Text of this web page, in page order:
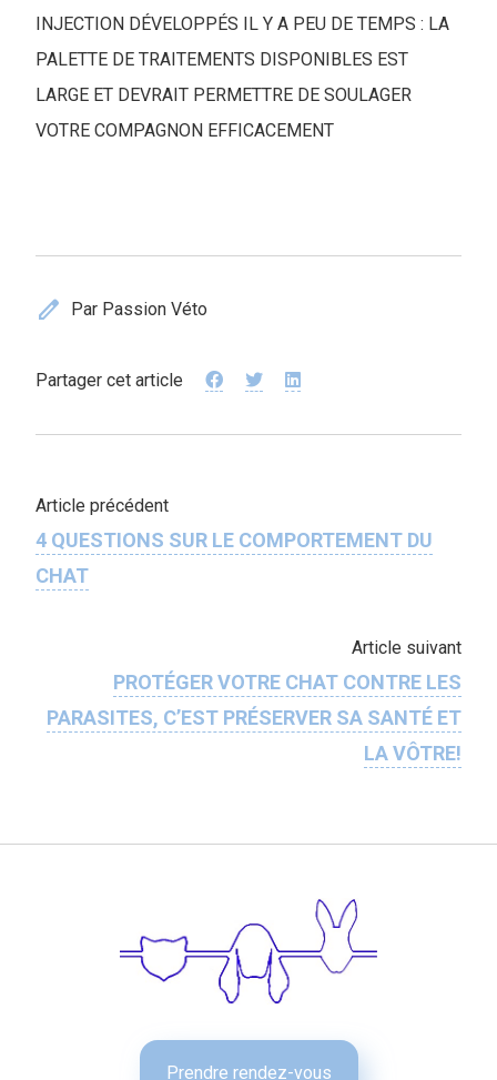
INJECTION DÉVELOPPÉS IL Y A PEU DE TEMPS : LA
PALETTE DE TRAITEMENTS DISPONIBLES EST
LARGE ET DEVRAIT PERMETTRE DE SOULAGER
VOTRE COMPAGNON EFFICACEMENT
edit Par Passion Véto
Partager cet article
Article précédent
4 QUESTIONS SUR LE COMPORTEMENT DU
CHAT
Article suivant
PROTÉGER VOTRE CHAT CONTRE LES
PARASITES, C’EST PRÉSERVER SA SANTÉ ET
LA VÔTRE!
Prendre rendez-vous